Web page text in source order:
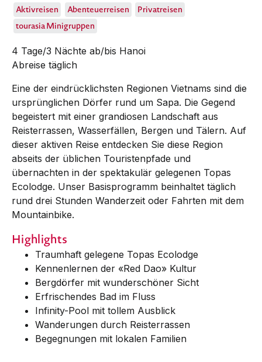
Aktivreisen Abenteuerreisen
Privatreisen
tourasia Minigruppen
4 Tage/3 Nächte ab/bis Hanoi
Abreise täglich
Eine der eindrücklichsten Regionen Vietnams sind die
ursprünglichen Dörfer rund um Sapa. Die Gegend
begeistert mit einer grandiosen Landschaft aus
Reisterrassen, Wasserfällen, Bergen und Tälern. Auf
dieser aktiven Reise entdecken Sie diese Region
abseits der üblichen Touristenpfade und
übernachten in der spektakulär gelegenen Topas
Ecolodge. Unser Basisprogramm beinhaltet täglich
rund drei Stunden Wanderzeit oder Fahrten mit dem
Mountainbike.
Highlights
Traumhaft gelegene Topas Ecolodge
Kennenlernen der «Red Dao» Kultur
Bergdörfer mit wunderschöner Sicht
Erfrischendes Bad im Fluss
Infinity-Pool mit tollem Ausblick
Wanderungen durch Reisterrassen
Begegnungen mit lokalen Familien